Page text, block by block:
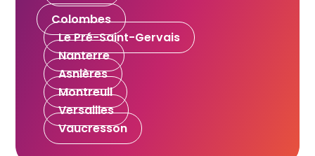
Colombes
Le Pré-Saint-Gervais
Nanterre
Asnières
Montreuil
Versailles
Vaucresson